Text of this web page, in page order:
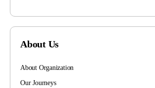
About Us
About Organization
Our Journeys